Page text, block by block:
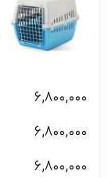
۶,۸۰۰,۰۰۰
۶,۸۰۰,۰۰۰
۶,۸۰۰,۰۰۰